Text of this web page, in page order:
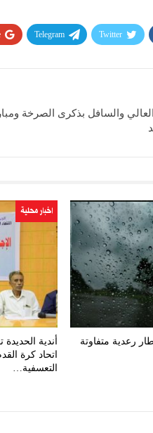
Twitter
Telegram
والسافل بذكرى الصرخة
رعدية متفاوتة
اخبار محلية
أندية
اتحاد كرة
التعسفية…